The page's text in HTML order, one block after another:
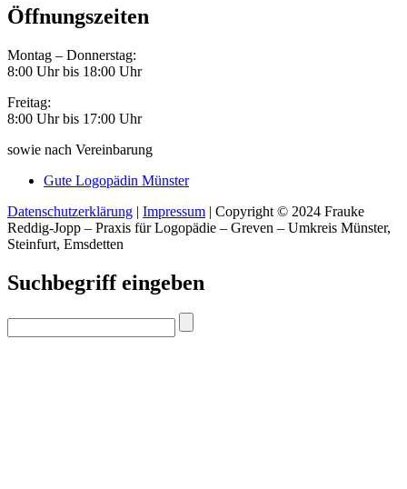
Öffnungszeiten
Montag – Donnerstag:
8:00 Uhr bis 18:00 Uhr
Freitag:
8:00 Uhr bis 17:00 Uhr
sowie nach Vereinbarung
Gute Logopädin Münster
Datenschutzerklärung | Impressum | Copyright © 2024 Frauke
Reddig-Jopp – Praxis für Logopädie – Greven – Umkreis Münster,
Steinfurt, Emsdetten
Suchbegriff eingeben